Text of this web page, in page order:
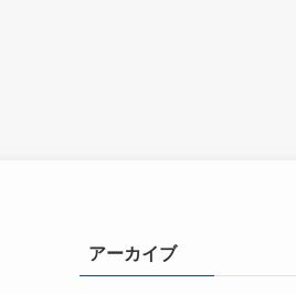
アーカイブ